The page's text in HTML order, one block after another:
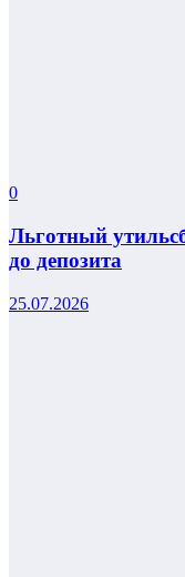
0
Льготный
до депозита
25.07.2026